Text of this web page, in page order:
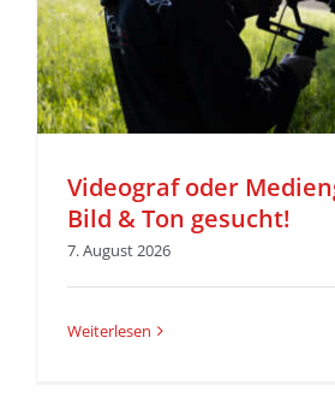
Videograf oder
Bild & Ton gesucht!
7. August 2026
Weiterlesen